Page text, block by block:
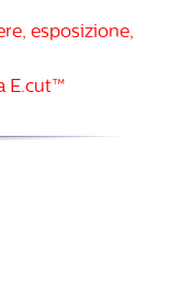
esposizione,
E.cut™